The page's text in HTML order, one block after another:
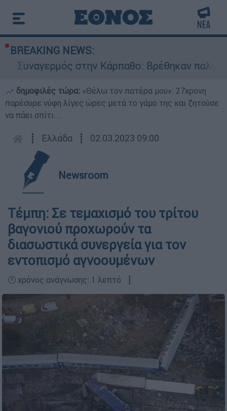
BREAKING NEWS:
Συναγερμός στην Κάρπαθο: Βρέθηκαν παλιά
δημοφιλές τώρα: «Θέλω τον πατέρα μου»: 27χρονη
παρέσυρε νύφη λίγες ώρες μετά το γάμο της και ζητούσε
να πάει σπίτι...
┋ Ελλάδα ┋ 02.03.2023 09:00
Newsroom
Τέμπη: Σε τεμαχισμό του τρίτου
βαγονιού προχωρούν τα
διασωστικά συνεργεία για τον
εντοπισμό αγνοουμένων
🕛 χρόνος ανάγνωσης: 1 λεπτό ┋